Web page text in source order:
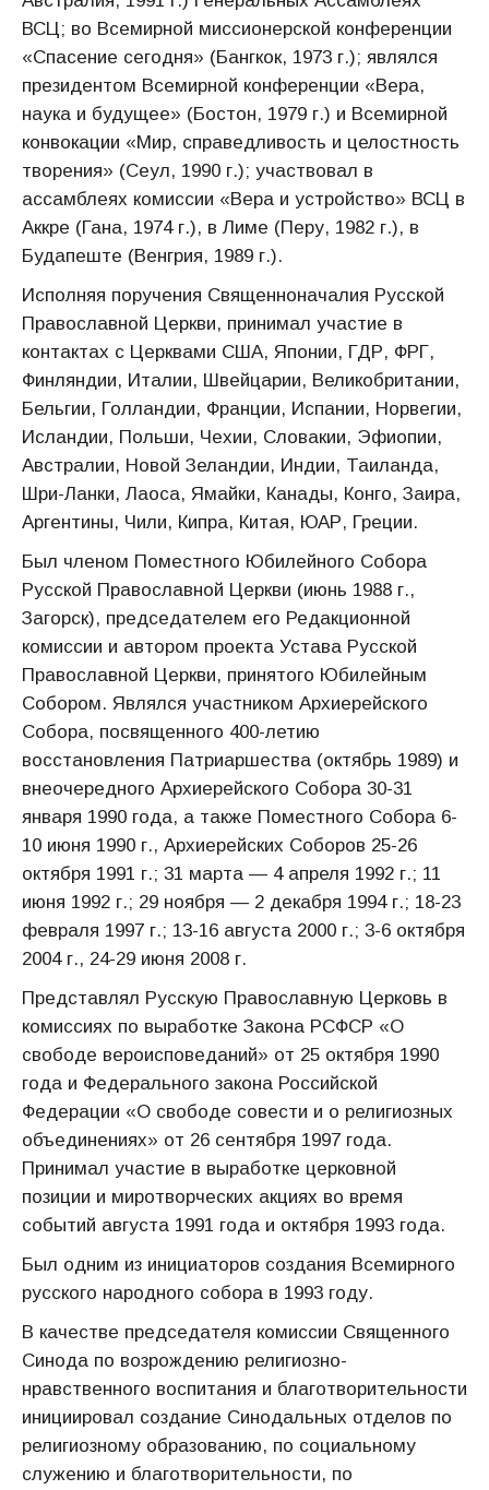
ВСЦ; во Всемирной миссионерской конференции
«Спасение сегодня» (Бангкок, 1973 г.); являлся
президентом Всемирной конференции «Вера,
наука и будущее» (Бостон, 1979 г.) и Всемирной
конвокации «Мир, справедливость и целостность
творения» (Сеул, 1990 г.); участвовал в
ассамблеях комиссии «Вера и устройство» ВСЦ в
Аккре (Гана, 1974 г.), в Лиме (Перу, 1982 г.), в
Будапеште (Венгрия, 1989 г.).
Исполняя поручения Священноначалия Русской
Православной Церкви, принимал участие в
контактах с Церквами США, Японии, ГДР, ФРГ,
Финляндии, Италии, Швейцарии, Великобритании,
Бельгии, Голландии, Франции, Испании, Норвегии,
Исландии, Польши, Чехии, Словакии, Эфиопии,
Австралии, Новой Зеландии, Индии, Таиланда,
Шри-Ланки, Лаоса, Ямайки, Канады, Конго, Заира,
Аргентины, Чили, Кипра, Китая, ЮАР, Греции.
Был членом Поместного Юбилейного Собора
Русской Православной Церкви (июнь 1988 г.,
Загорск), председателем его Редакционной
комиссии и автором проекта Устава Русской
Православной Церкви, принятого Юбилейным
Собором. Являлся участником Архиерейского
Собора, посвященного 400-летию
восстановления Патриаршества (октябрь 1989) и
внеочередного Архиерейского Собора 30-31
января 1990 года, а также Поместного Собора 6-
10 июня 1990 г., Архиерейских Соборов 25-26
октября 1991 г.; 31 марта — 4 апреля 1992 г.; 11
июня 1992 г.; 29 ноября — 2 декабря 1994 г.; 18-23
февраля 1997 г.; 13-16 августа 2000 г.; 3-6 октября
2004 г., 24-29 июня 2008 г.
Представлял Русскую Православную Церковь в
комиссиях по выработке Закона РСФСР «О
свободе вероисповеданий» от 25 октября 1990
года и Федерального закона Российской
Федерации «О свободе совести и о религиозных
объединениях» от 26 сентября 1997 года.
Принимал участие в выработке церковной
позиции и миротворческих акциях во время
событий августа 1991 года и октября 1993 года.
Был одним из инициаторов создания Всемирного
русского народного собора в 1993 году.
В качестве председателя комиссии Священного
Синода по возрождению религиозно-
нравственного воспитания и благотворительности
инициировал создание Синодальных отделов по
религиозному образованию, по социальному
служению и благотворительности, по